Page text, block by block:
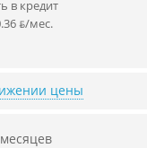
в кредит
ƃ/мec.
цены